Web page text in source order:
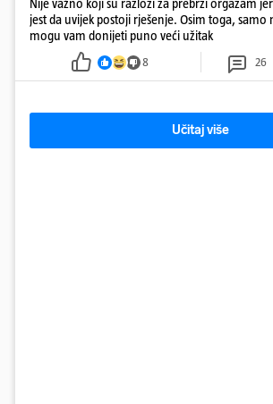
Nije važno koji su razlozi za prebrzi orgazam
jest da uvijek postoji rješenje. Osim toga, samo
mogu vam donijeti puno veći užitak
8 26
Učitaj više